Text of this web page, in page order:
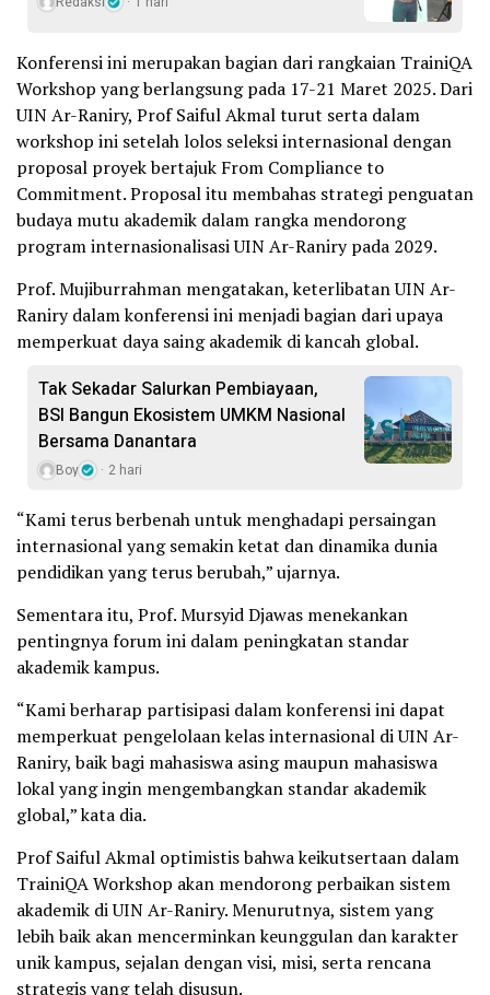
Konferensi ini merupakan bagian dari rangkaian TrainiQA
Workshop yang berlangsung pada 17-21 Maret 2025. Dari
UIN Ar-Raniry, Prof Saiful Akmal turut serta dalam
workshop ini setelah lolos seleksi internasional dengan
proposal proyek bertajuk From Compliance to
Commitment. Proposal itu membahas strategi penguatan
budaya mutu akademik dalam rangka mendorong
program internasionalisasi UIN Ar-Raniry pada 2029.
Prof. Mujiburrahman mengatakan, keterlibatan UIN Ar-
Raniry dalam konferensi ini menjadi bagian dari upaya
memperkuat daya saing akademik di kancah global.
Tak Sekadar Salurkan Pembiayaan,
BSI Bangun Ekosistem UMKM Nasional
Bersama Danantara
Boy 2 hari
“Kami terus berbenah untuk menghadapi persaingan
internasional yang semakin ketat dan dinamika dunia
pendidikan yang terus berubah,” ujarnya.
Sementara itu, Prof. Mursyid Djawas menekankan
pentingnya forum ini dalam peningkatan standar
akademik kampus.
“Kami berharap partisipasi dalam konferensi ini dapat
memperkuat pengelolaan kelas internasional di UIN Ar-
Raniry, baik bagi mahasiswa asing maupun mahasiswa
lokal yang ingin mengembangkan standar akademik
global,” kata dia.
Prof Saiful Akmal optimistis bahwa keikutsertaan dalam
TrainiQA Workshop akan mendorong perbaikan sistem
akademik di UIN Ar-Raniry. Menurutnya, sistem yang
lebih baik akan mencerminkan keunggulan dan karakter
unik kampus, sejalan dengan visi, misi, serta rencana
strategis yang telah disusun.